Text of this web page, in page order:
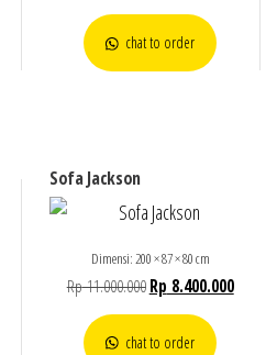
chat to order
Sofa Jackson
Dimensi: 200 × 87 × 80 cm
Rp11.000.000 Rp 8.400.000
chat to order